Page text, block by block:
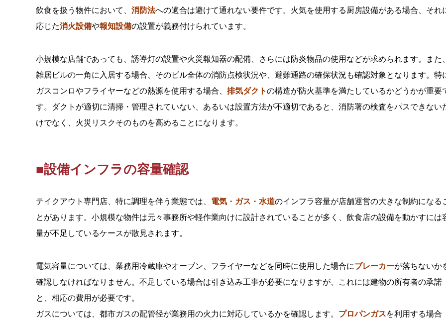
飲食を扱う物件において、 消防法への適合は避けて通れない要件です。火気を使用する厨房設備がある場合、それ
応じた消火設備や報知設備の設置が義務付けられています。
小規模な店舗であっても、誘導灯の設置や火災報知器の配備、さらには防炎物品の使用などが求められます。また
雑居ビルの一角に入居する場合、そのビル全体の消防点検状況や、避難通路の確保状況も確認対象となります。特
ガスコンロやフライヤーなどの熱源を使用する場合、 排気ダクトの構造が防火基準を満たしているかどうかが重要
す。ダクトが適切に清掃・管理されていない、あるいは設置方法が不適切であると、消防署の検査をパスできない
けでなく、火災リスクそのものを高めることになります。
■設備インフラの容量確認
テイクアウト専門店、特に調理を伴う業態では、 電気 ・ ガス ・ 水道のインフラ容量が店舗運営の大きな制約になる
とがあります。小規模な物件は元々事務所や軽作業向けに設計されていることが多く、飲食店の設備を動かすには
量が不足しているケースが散見されます。
電気容量については、業務用冷蔵庫やオーブン、フライヤーなどを同時に使用した場合にブレーカーが落ちないか
確認しなければなりません。不足している場合は引き込み工事が必要になりますが、これには建物の所有者の承諾
と、相応の費用が必要です。
ガスについては、都市ガスの配管径が業務用の火力に対応しているかを確認します。 プロパンガスを利用する場合